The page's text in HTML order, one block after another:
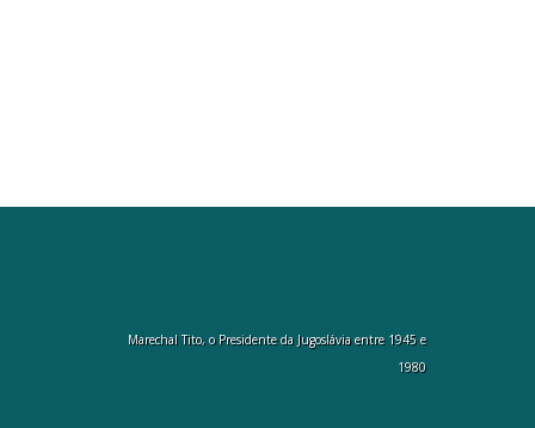
Marechal Tito, o Presidente da Jugoslávia entre 1945 e
1980